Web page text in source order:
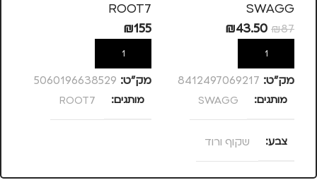
SWAGG
₪87
₪43.50
הוספה לסל
מק”ט: 8412497069217
מותגים SWAGG
צבע שקוף ורוד
ROOT7
₪155
הוספה לסל
מק”ט: 5060196638529
מותגים ROOT7